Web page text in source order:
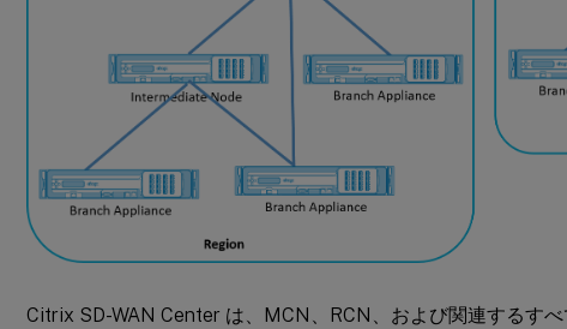
Citrix SD-WAN Center は、MCN、RCN、および関連するす